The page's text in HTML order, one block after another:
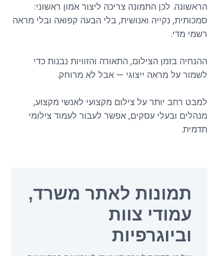
הראשונה. לכן התמונה צריכה ליצור אמון ראשוני:
סמכותית, נקייה ואנושית, בלי הבעה קפואה ובלי מראה
רשמי מדי.
ההנחיה בזמן הצילום, התאורה והזוויות נבנות כדי
לשמור על מראה ייצוגי — אבל לא מרוחק.
למבט רחב יותר על צילום מקצועי לאנשי מקצוע,
מנהלים ובעלי עסקים, אפשר לעבור לעמוד צילומי
תדמית.
תמונות לאתר משרד,
עמודי צוות
וביוגרפיות